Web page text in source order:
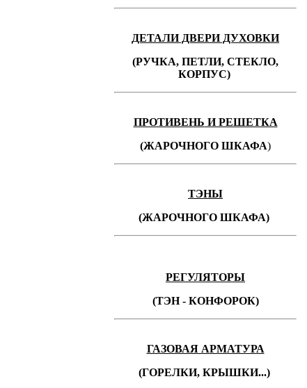
ДЕТАЛИ ДВЕРИ ДУХОВКИ
(РУЧКА, ПЕТЛИ, СТЕКЛО,
КОРПУС)
ПРОТИВЕНЬ И РЕШЕТКА
(ЖАРОЧНОГО ШКАФА)
ТЭНЫ
(ЖАРОЧНОГО ШКАФА)
РЕГУЛЯТОРЫ
(ТЭН - КОНФОРОК)
ГАЗОВАЯ АРМАТУРА
(ГОРЕЛКИ, КРЫШКИ...)